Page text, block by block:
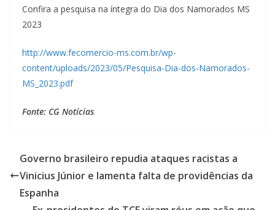
Confira a pesquisa na íntegra do Dia dos Namorados MS
2023
http://www.fecomercio-ms.com.br/wp-
content/uploads/2023/05/Pesquisa-Dia-dos-Namorados-
MS_2023.pdf
Fonte: CG Notícias
Governo brasileiro repudia ataques racistas a
Vinicius Júnior e lamenta falta de providências da
Espanha